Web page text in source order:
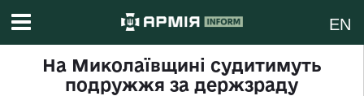
EN
На Миколаївщині судитимуть
подружжя за держзраду